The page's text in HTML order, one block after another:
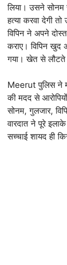
लिया। उसने सोनम
हत्या करवा देगी
विपिन ने अपने
कराए। विपिन
गया। खेत से लौटते
Meerut पुलिस ने
की मदद से
सोनम, गुलजार,
वारदात ने पूरे
सच्चाई शायद ही